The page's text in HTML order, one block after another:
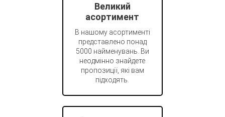
Великий
асортимент
В нашому асортименті
представлено понад
5000 найменувань. Ви
неодмінно знайдете
пропозиції, які вам
підходять.